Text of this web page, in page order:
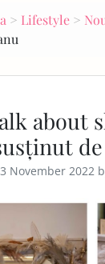
E
> Lifestyle >
about
November 2022